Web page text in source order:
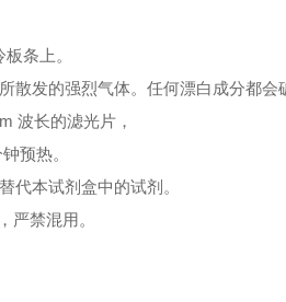
条上。
散发的强烈气体。任何漂白成分都会
波长的滤光片，
预热。
代本试剂盒中的试剂。
严禁混用。